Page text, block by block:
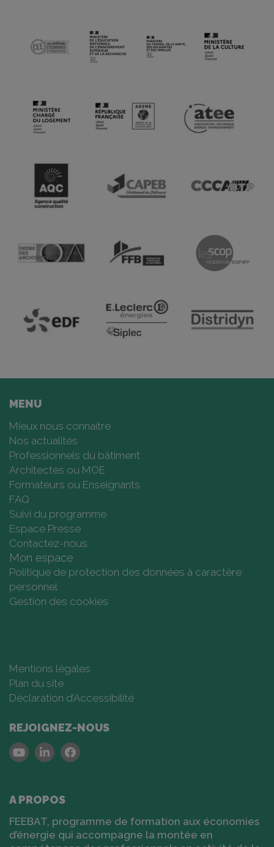
MENU
Mieux nous connaître
Nos actualités
Professionnels du bâtiment
Architectes ou MOE
Formateurs ou Enseignants
FAQ
Suivi du programme
Espace Presse
Contactez-nous
Mon espace
Politique de protection des données à caractère
personnel
Gestion des cookies
Mentions légales
Plan du site
Déclaration d’Accessibilité
REJOIGNEZ-NOUS
YoutubeLinkedinFacebook
A PROPOS
FEEBAT, programme de formation aux économies
d’énergie qui accompagne la montée en